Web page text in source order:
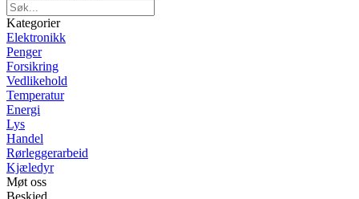
Kategorier
Elektronikk
Penger
Forsikring
Vedlikehold
Temperatur
Energi
Lys
Handel
Rørleggerarbeid
Kjæledyr
Møt oss